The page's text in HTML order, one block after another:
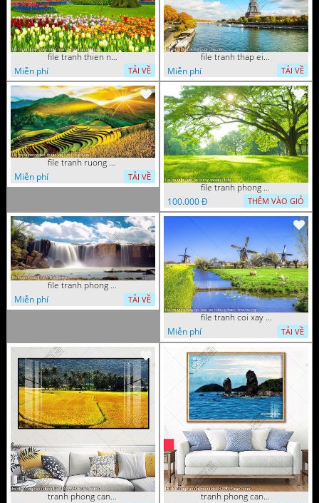
file tranh thien nhien rung hoa dep mat nghe thuat
Miễn phí
TẢI VỀ
file tranh thap eiffel nuoc phap dep
Miễn phí
TẢI VỀ
file tranh ruong bac thang vung cao viet nam
Miễn phí
TẢI VỀ
file tranh phong canh cay co xanh tuoi
100.000 Đ
THÊM VÀO GIỎ
file tranh phong canh 8 5 22 tien
Miễn phí
TẢI VỀ
file tranh coi xay gio ben canh dong tranh treo tuong
Miễn phí
TẢI VỀ
tranh phong canh dong lua 07022023 quyen
tranh phong canh bien nui doi 2422023 dao